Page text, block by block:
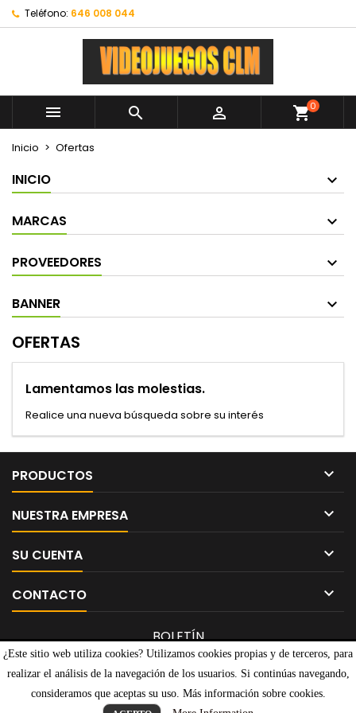
¿Este sitio web utiliza cookies? Utilizamos cookies propias y de terceros, para
realizar el análisis de la navegación de los usuarios. Si continúas navegando,
consideramos que aceptas su uso. Más información sobre cookies.
Teléfono: 646 008 044
   shopping_cart0
Inicio Ofertas
INICIO
MARCAS
PROVEEDORES
BANNER
OFERTAS
Lamentamos las molestias.
Realice una nueva búsqueda sobre su interés
PRODUCTOS 
NUESTRA EMPRESA 
SU CUENTA 
CONTACTO 
BOLETÍN